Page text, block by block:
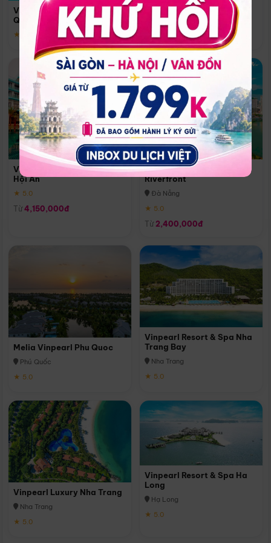
Vinpearl Resort & Spa Phu
Quoc
★ 5.0
Quoc
Phú Quốc
★ 5.0
Vinpearl Resort & Golf Nam
Hội An
★ 5.0
Từ 4,150,000đ
Melia Vinpearl Danang
Riverfront
Đà Nẵng
★ 5.0
Từ 2,400,000đ
Melia Vinpearl Phu Quoc
Phú Quốc
★ 5.0
Vinpearl Resort & Spa Nha
Trang Bay
Nha Trang
★ 5.0
Vinpearl Luxury Nha Trang
Nha Trang
★ 5.0
Vinpearl Resort & Spa Ha
Long
Hạ Long
★ 5.0